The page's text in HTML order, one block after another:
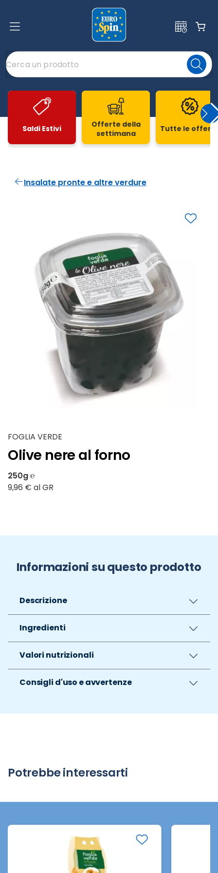
Saldi Estivi
Offerte della
settimana
Tutte le
Insalate pronte e altre verdure
FOGLIA VERDE
Olive nere al forno
250g ℮
9,96 € al GR
Informazioni su questo prodotto
Descrizione
Ingredienti
Valori nutrizionali
Consigli d'uso e avvertenze
Potrebbe interessarti